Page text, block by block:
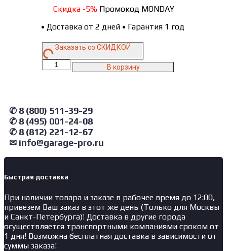
Скидка -5%Промокод MONDAY
• Доставка от 2 дней • Гарантия 1 год
Заказать со СКИДКОЙ
Количество
двухтумбовый
5
ящиков
/5
и
экранами
1800*700
желтый
В корзину
✆ 8 (800) 511-39-29
✆ 8 (495) 001-24-08
✆ 8 (812) 221-12-67
✉ info@garage-pro.ru
Быстрая доставка
При наличии товара и заказе в рабочее время до 12:00,
привезем Ваш заказ в этот же день (Только для Москвы
и Санкт-Петербурга)! Доставка в другие города
осуществляется транспортными компаниями сроком от
1 дня! Возможна бесплатная доставка в зависимости от
суммы заказа!